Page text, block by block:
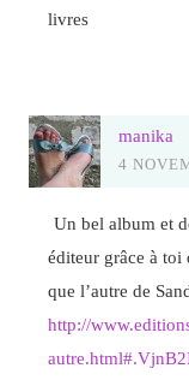
livres
manika
4
Un bel album et
éditeur grâce à
que l’autre de
http://